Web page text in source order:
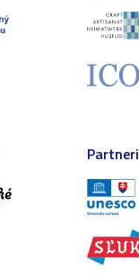
Partneri